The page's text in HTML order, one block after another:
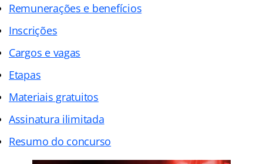
Remunerações e benefícios
Inscrições
Cargos e vagas
Etapas
Materiais gratuitos
Assinatura ilimitada
Resumo do concurso